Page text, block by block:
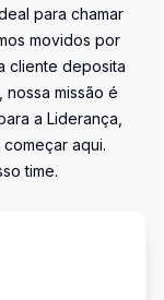
para chamar
movidos por
cliente deposita
missão é
a Liderança,
aqui.
time.